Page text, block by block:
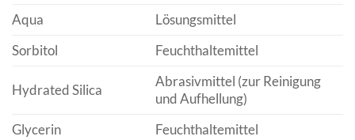
Aqua
Lösungsmittel
Sorbitol
Feuchthaltemittel
Hydrated Silica
Abrasivmittel (zur Reinigung
und Aufhellung)
Glycerin
Feuchthaltemittel